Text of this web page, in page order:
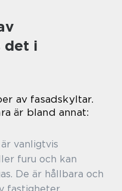
det i
av fasadskyltar.
är bland annat:
vanligtvis
furu och kan
De är hållbara och